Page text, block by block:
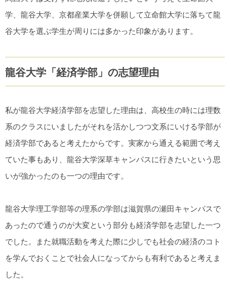
学、龍谷大学、京都産業大学を併願して立命館大学に落ちて龍
谷大学を選ぶ学生が周りには多かった印象があります。
龍谷大学「経済学部」の志望理由
私が龍谷大学経済学部を志望した理由は、高校生の時には理数
系のクラスにいましたがそれを活かしつつ文系にいける学部が
経済学部であると考えたからです。実家から通える範囲で考え
ていた事もあり、龍谷大学深草キャンパスに行きたいという思
いが強かったのも一つの理由です。
龍谷大学理工学部等の理系の学部は滋賀県の瀬田キャンパスで
あったので通うのが大変という部分も経済学部を志望した一つ
でした。また就職活動を考えた際に少しでも社会の経済のコト
を学んでおくことで社会人になってからも有利であると考えま
した。